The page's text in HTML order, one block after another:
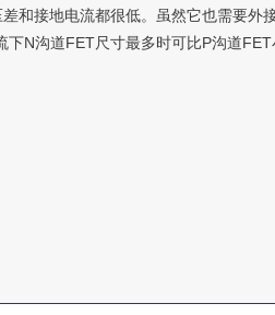
接地电流都很低。虽然它也需要外
N沟道FET尺寸最多时可比P沟道FET